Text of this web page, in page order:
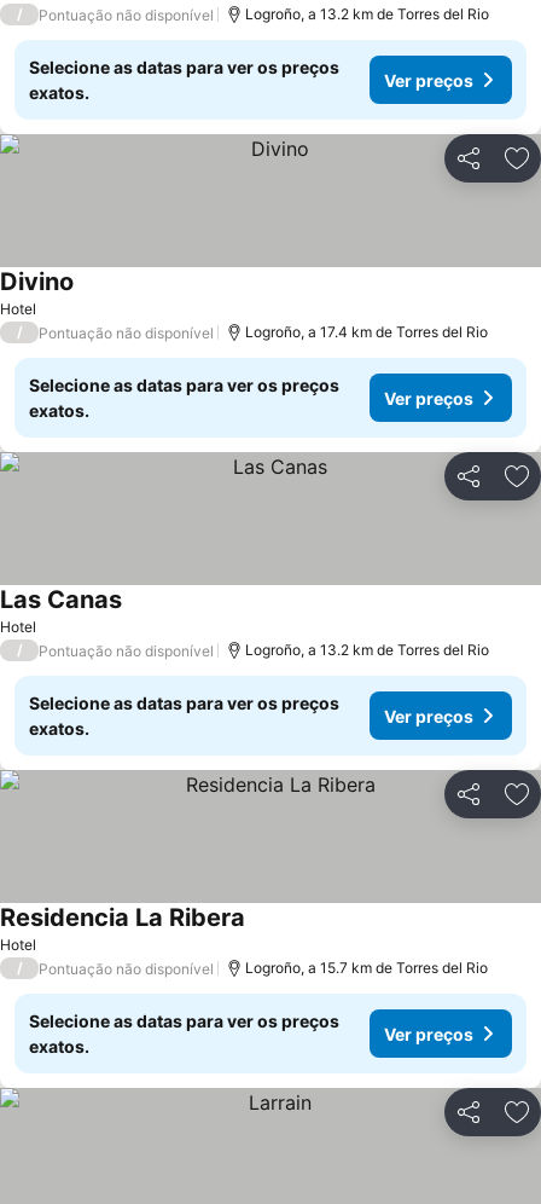
/ Pontuação não disponível Logroño, a 13.2 km de Torres del Rio
Selecione as datas para ver os preços
exatos.
Ver preços
Partilhar
Hotel
Divino
/ Pontuação não disponível Logroño, a 17.4 km de Torres del Rio
Selecione as datas para ver os preços
exatos.
Ver preços
Partilhar
Hotel
Las Canas
/ Pontuação não disponível Logroño, a 13.2 km de Torres del Rio
Selecione as datas para ver os preços
exatos.
Ver preços
Partilhar
Hotel
Residencia La Ribera
/ Pontuação não disponível Logroño, a 15.7 km de Torres del Rio
Selecione as datas para ver os preços
exatos.
Ver preços
Partilhar